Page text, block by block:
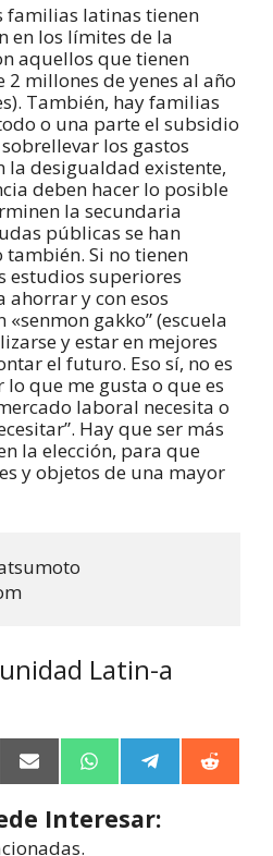
familias latinas tienen
en los límites de la
aquellos que tienen
2 millones de yenes al año
También, hay familias
o una parte el subsidio
los gastos
la desigualdad existente,
deben hacer lo posible
la secundaria
públicas se han
Si no tienen
estudios superiores
y con esos
gakko” (escuela
y estar en mejores
el futuro. Eso sí, no es
que me gusta o que es
laboral necesita o
Hay que ser más
la elección, para que
y objetos de una mayor
Latin-a
E
m
a
l
W
h
t
e
e
R
e
Interesar: